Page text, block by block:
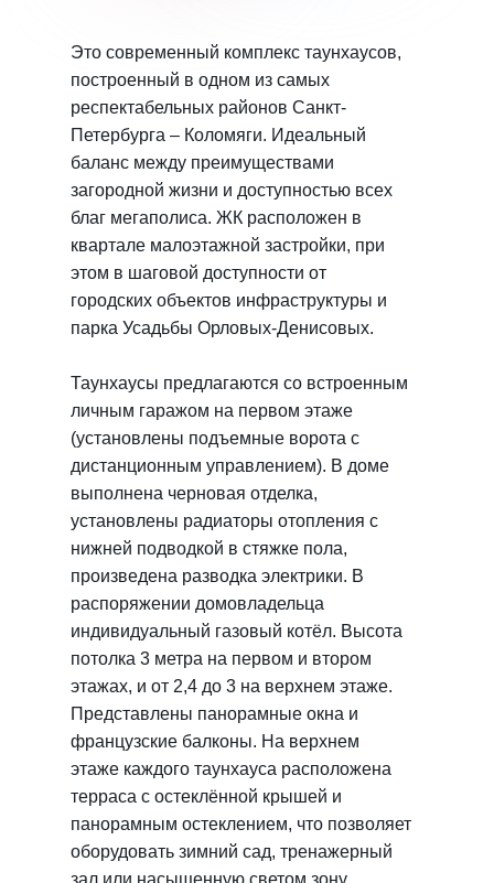
Это современный комплекс таунхаусов,
построенный в одном из самых
респектабельных районов Санкт-
Петербурга – Коломяги. Идеальный
баланс между преимуществами
загородной жизни и доступностью всех
благ мегаполиса. ЖК расположен в
квартале малоэтажной застройки, при
этом в шаговой доступности от
городских объектов инфраструктуры и
парка Усадьбы Орловых-Денисовых.
Таунхаусы предлагаются со встроенным
личным гаражом на первом этаже
(установлены подъемные ворота с
дистанционным управлением). В доме
выполнена черновая отделка,
установлены радиаторы отопления с
нижней подводкой в стяжке пола,
произведена разводка электрики. В
распоряжении домовладельца
индивидуальный газовый котёл. Высота
потолка 3 метра на первом и втором
этажах, и от 2,4 до 3 на верхнем этаже.
Представлены панорамные окна и
французские балконы. На верхнем
этаже каждого таунхауса расположена
терраса с остеклённой крышей и
панорамным остеклением, что позволяет
оборудовать зимний сад, тренажерный
зал или насыщенную светом зону